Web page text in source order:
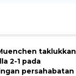
taklukkan
2-1 pada
persahabatan